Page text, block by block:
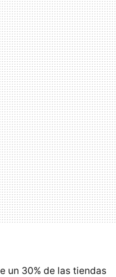
un 30% de las tiendas